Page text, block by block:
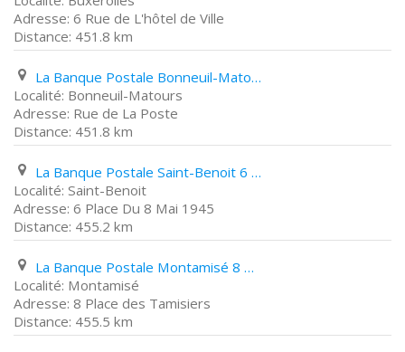
6 Rue de L'hôtel de Ville
451.8 km
La Banque Postale Bonneuil-Matours Rue de La Poste
Bonneuil-Matours
Rue de La Poste
451.8 km
La Banque Postale Saint-Benoit 6 Place Du 8 Mai 1945
Saint-Benoit
6 Place Du 8 Mai 1945
455.2 km
La Banque Postale Montamisé 8 Place des Tamisiers
Montamisé
8 Place des Tamisiers
455.5 km